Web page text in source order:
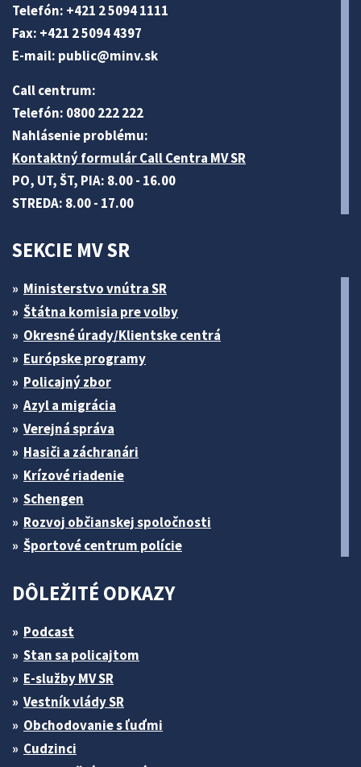
Telefón: +421 2 5094 1111
Fax: +421 2 5094 4397
E-mail: public@minv.sk
Call centrum:
Telefón: 0800 222 222
Nahlásenie problému:
Kontaktný formulár Call Centra MV SR
PO, UT, ŠT, PIA: 8.00 - 16.00
STREDA: 8.00 - 17.00
SEKCIE MV SR
Ministerstvo vnútra SR
Štátna komisia pre volby
Okresné úrady/Klientske centrá
Európske programy
Policajný zbor
Azyl a migrácia
Verejná správa
Hasiči a záchranári
Krízové riadenie
Schengen
Rozvoj občianskej spoločnosti
Športové centrum polície
DÔLEŽITÉ ODKAZY
Podcast
Stan sa policajtom
E-služby MV SR
Vestník vlády SR
Obchodovanie s ľuďmi
Cudzinci